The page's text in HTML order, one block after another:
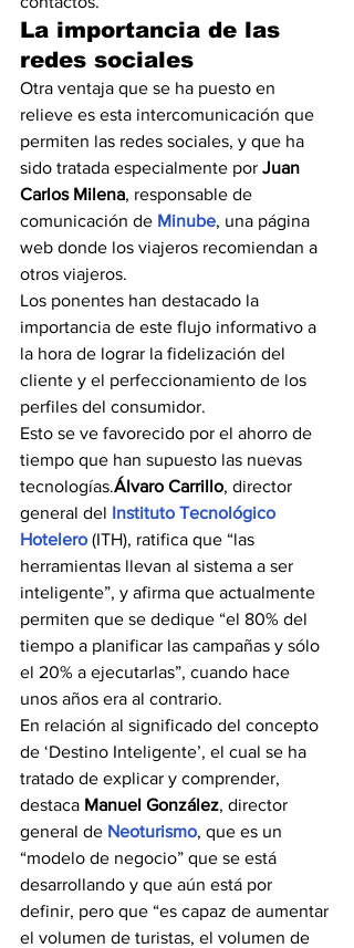
La importancia de las
redes sociales
Otra ventaja que se ha puesto en
relieve es esta intercomunicación que
permiten las redes sociales, y que ha
sido tratada especialmente por Juan
Carlos Milena, responsable de
comunicación de Minube, una página
web donde los viajeros recomiendan a
otros viajeros.
Los ponentes han destacado la
importancia de este flujo informativo a
la hora de lograr la fidelización del
cliente y el perfeccionamiento de los
perfiles del consumidor.
Esto se ve favorecido por el ahorro de
tiempo que han supuesto las nuevas
tecnologías.Álvaro Carrillo, director
general del Instituto Tecnológico
Hotelero (ITH), ratifica que “las
herramientas llevan al sistema a ser
inteligente”, y afirma que actualmente
permiten que se dedique “el 80% del
tiempo a planificar las campañas y sólo
el 20% a ejecutarlas”, cuando hace
unos años era al contrario.
En relación al significado del concepto
de ‘Destino Inteligente’, el cual se ha
tratado de explicar y comprender,
destaca Manuel González, director
general de Neoturismo, que es un
“modelo de negocio” que se está
desarrollando y que aún está por
definir, pero que “es capaz de aumentar
el volumen de turistas, el volumen de